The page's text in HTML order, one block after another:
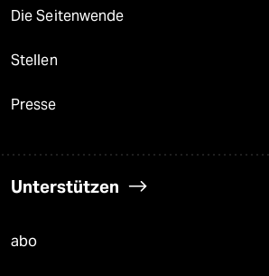
Die Seitenwende
Stellen
Presse
Unterstützen
abo